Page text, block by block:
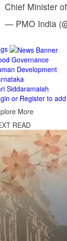
Chief Minister
— PMO India
Governance
Development
Siddaramaiah
or Register to
More
READ